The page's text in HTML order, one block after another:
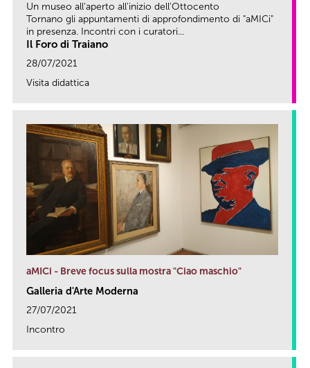
Un museo all'aperto all'inizio dell'Ottocento
Tornano gli appuntamenti di approfondimento di "aMICi"
in presenza. Incontri con i curatori...
Il Foro di Traiano
28/07/2021
Visita didattica
aMICi - Breve focus sulla mostra "Ciao maschio"
Galleria d'Arte Moderna
27/07/2021
Incontro